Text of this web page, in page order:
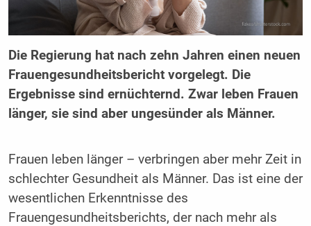
Die Regierung hat nach zehn Jahren einen neuen
Frauengesundheitsbericht vorgelegt. Die
Ergebnisse sind ernüchternd. Zwar leben Frauen
länger, sie sind aber ungesünder als Männer.
Frauen leben länger – verbringen aber mehr Zeit in
schlechter Gesundheit als Männer. Das ist eine der
wesentlichen Erkenntnisse des
Frauengesundheitsberichts, der nach mehr als